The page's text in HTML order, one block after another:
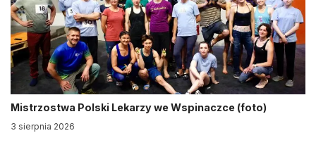
Mistrzostwa Polski Lekarzy we Wspinaczce (foto)
3 sierpnia 2026